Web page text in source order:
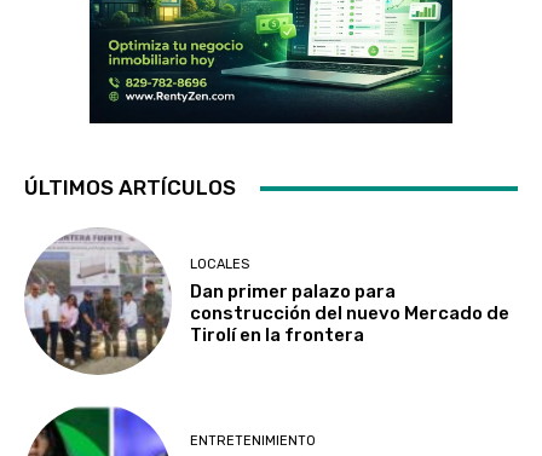
ÚLTIMOS ARTÍCULOS
LOCALES
Dan primer palazo para
construcción del nuevo Mercado de
Tirolí en la frontera
ENTRETENIMIENTO